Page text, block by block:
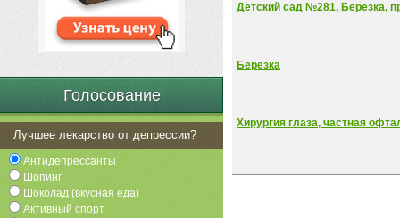
Голосование
Лучшее лекарство от депрессии?
Антидепрессанты
Шопинг
Шоколад (вкусная еда)
Активный спорт
Детский сад №281, Березка,
Березка
Хирургия глаза, частная